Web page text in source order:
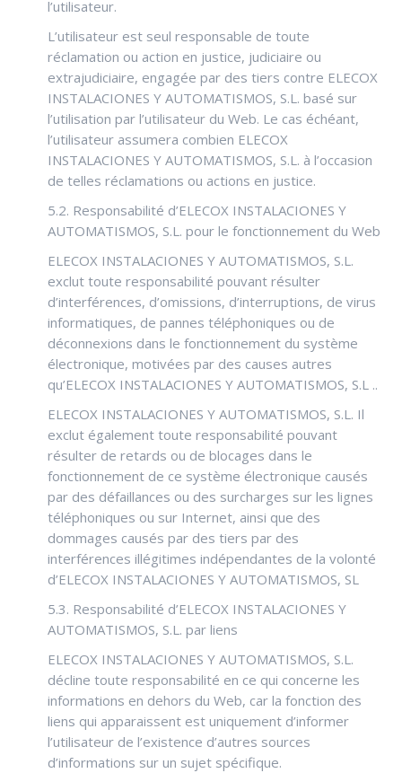
l’utilisateur.
L’utilisateur est seul responsable de toute
réclamation ou action en justice, judiciaire ou
extrajudiciaire, engagée par des tiers contre ELECOX
INSTALACIONES Y AUTOMATISMOS, S.L. basé sur
l’utilisation par l’utilisateur du Web. Le cas échéant,
l’utilisateur assumera combien ELECOX
INSTALACIONES Y AUTOMATISMOS, S.L. à l’occasion
de telles réclamations ou actions en justice.
5.2. Responsabilité d’ELECOX INSTALACIONES Y
AUTOMATISMOS, S.L. pour le fonctionnement du Web
ELECOX INSTALACIONES Y AUTOMATISMOS, S.L.
exclut toute responsabilité pouvant résulter
d’interférences, d’omissions, d’interruptions, de virus
informatiques, de pannes téléphoniques ou de
déconnexions dans le fonctionnement du système
électronique, motivées par des causes autres
qu’ELECOX INSTALACIONES Y AUTOMATISMOS, S.L ..
ELECOX INSTALACIONES Y AUTOMATISMOS, S.L. Il
exclut également toute responsabilité pouvant
résulter de retards ou de blocages dans le
fonctionnement de ce système électronique causés
par des défaillances ou des surcharges sur les lignes
téléphoniques ou sur Internet, ainsi que des
dommages causés par des tiers par des
interférences illégitimes indépendantes de la volonté
d’ELECOX INSTALACIONES Y AUTOMATISMOS, SL
5.3. Responsabilité d’ELECOX INSTALACIONES Y
AUTOMATISMOS, S.L. par liens
ELECOX INSTALACIONES Y AUTOMATISMOS, S.L.
décline toute responsabilité en ce qui concerne les
informations en dehors du Web, car la fonction des
liens qui apparaissent est uniquement d’informer
l’utilisateur de l’existence d’autres sources
d’informations sur un sujet spécifique.